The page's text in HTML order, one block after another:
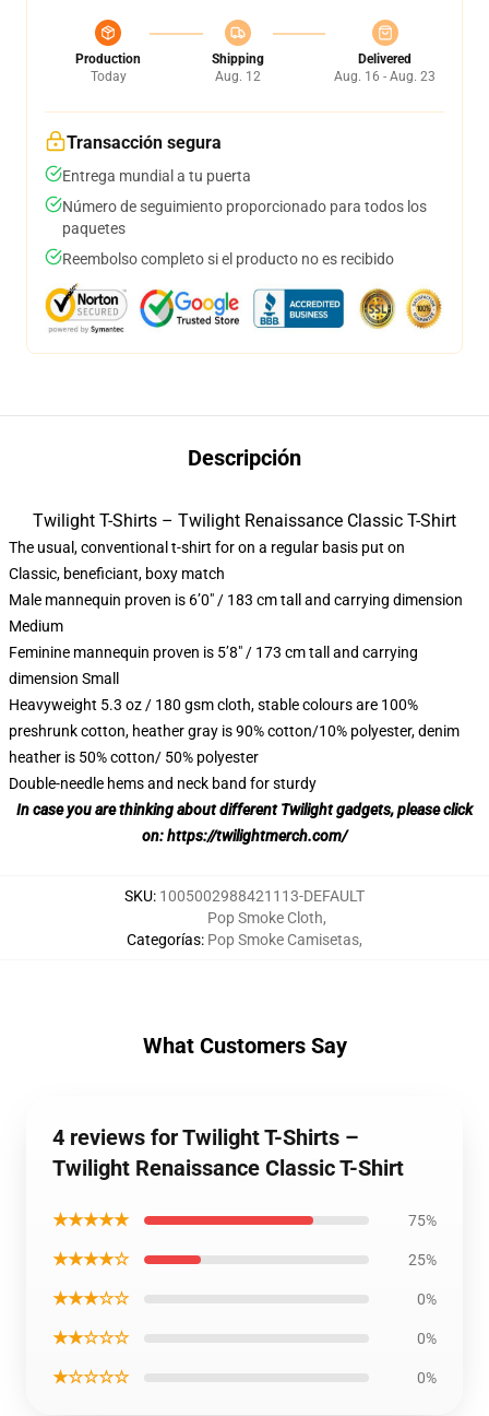
Production
Today
Shipping
Aug. 12
Delivered
Aug. 16 - Aug. 23
Transacción segura
Entrega mundial a tu puerta
Número de seguimiento proporcionado para todos los
paquetes
Reembolso completo si el producto no es recibido
Descripción
Twilight T-Shirts – Twilight Renaissance Classic T-Shirt
The usual, conventional t-shirt for on a regular basis put on
Classic, beneficiant, boxy match
Male mannequin proven is 6’0″ / 183 cm tall and carrying dimension
Medium
Feminine mannequin proven is 5’8″ / 173 cm tall and carrying
dimension Small
Heavyweight 5.3 oz / 180 gsm cloth, stable colours are 100%
preshrunk cotton, heather gray is 90% cotton/10% polyester, denim
heather is 50% cotton/ 50% polyester
Double-needle hems and neck band for sturdy
In case you are thinking about different Twilight gadgets, please click
on:https://twilightmerch.com/
SKU: 1005002988421113-DEFAULT
Categorías:
Pop Smoke Cloth,
Pop Smoke Camisetas,
What Customers Say
4 reviews for Twilight T-Shirts –
Twilight Renaissance Classic T-Shirt
★★★★★ 75%
★★★★☆ 25%
★★★☆☆ 0%
★★☆☆☆ 0%
★☆☆☆☆ 0%